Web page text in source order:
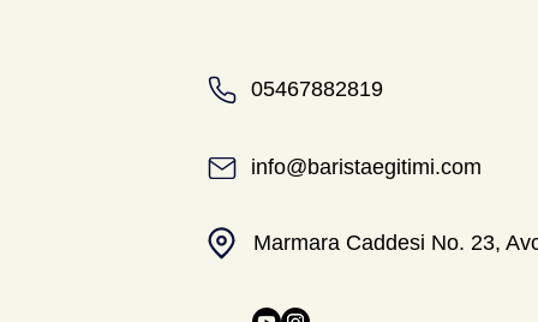
05467882819
info@baristaegitimi.com